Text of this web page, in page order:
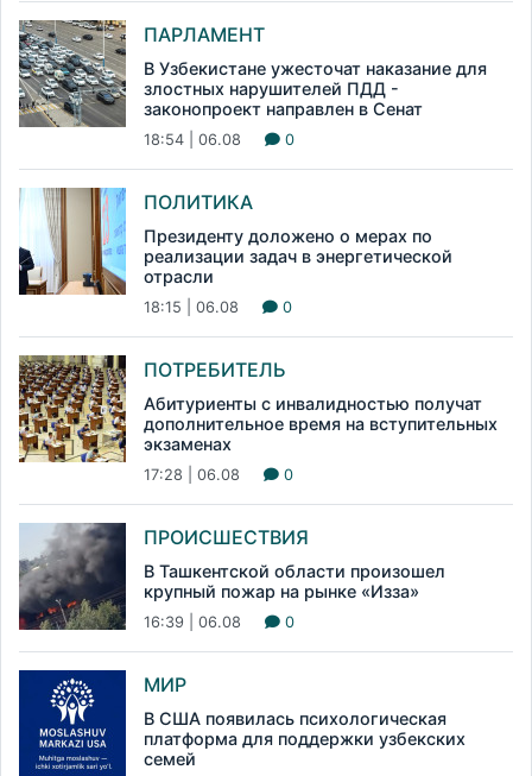
ПАРЛАМЕНТ
В Узбекистане ужесточат наказание для
злостных нарушителей ПДД -
законопроект направлен в Сенат
18:54 | 06.08 0
ПОЛИТИКА
Президенту доложено о мерах по
реализации задач в энергетической
отрасли
18:15 | 06.08 0
ПОТРЕБИТЕЛЬ
Абитуриенты с инвалидностью получат
дополнительное время на вступительных
экзаменах
17:28 | 06.08 0
ПРОИСШЕСТВИЯ
В Ташкентской области произошел
крупный пожар на рынке «Изза»
16:39 | 06.08 0
МИР
В США появилась психологическая
платформа для поддержки узбекских
семей